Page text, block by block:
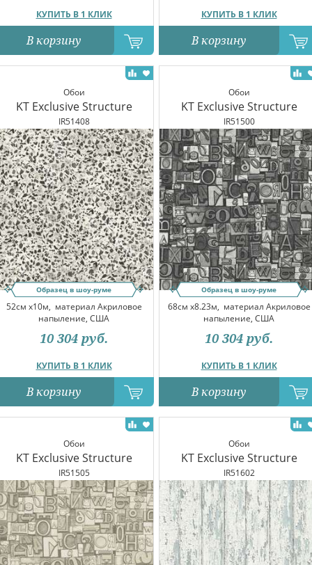
КУПИТЬ В 1 КЛИК
В корзину
КУПИТЬ В 1 КЛИК
В корзину
Обои
KT Exclusive Structure
IR51408
Образец в шоу-руме
52см x10м, материал Акриловое
напыление, США
КУПИТЬ В 1 КЛИК
10 304 руб.
В корзину
Обои
KT Exclusive Structure
IR51500
Образец в шоу-руме
68см x8.23м, материал Акриловое
напыление, США
КУПИТЬ В 1 КЛИК
10 304 руб.
В корзину
Обои
KT Exclusive Structure
IR51505
Обои
KT Exclusive Structure
IR51602